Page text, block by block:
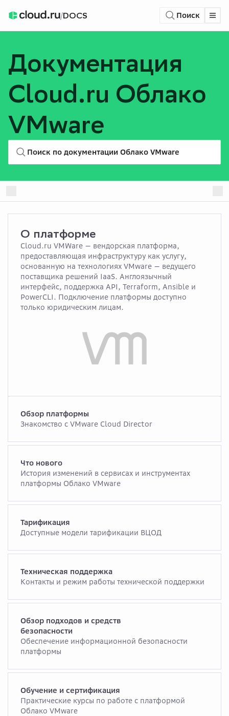
/DOCS Поиск
Документация
Cloud.ru Облако
VMware
Поиск по документации Облако VMware
О платформе
Cloud.ru VMWare — вендорская платформа,
предоставляющая инфраструктуру как услугу,
основанную на технологиях VMware — ведущего
поставщика решений IaaS. Англоязычный
интерфейс, поддержка API, Terraform, Ansible и
PowerCLI. Подключение платформы доступно
только юридическим лицам.
Обзор платформы
Знакомство с VMware Cloud Director
Что нового
История изменений в сервисах и инструментах
платформы Облако VMware
Тарификация
Доступные модели тарификации ВЦОД
Техническая поддержка
Контакты и режим работы технической поддержки
Обзор подходов и средств
безопасности
Обеспечение информационной безопасности
платформы
Обучение и сертификация
Практические курсы по работе с платформой
Облако VMware